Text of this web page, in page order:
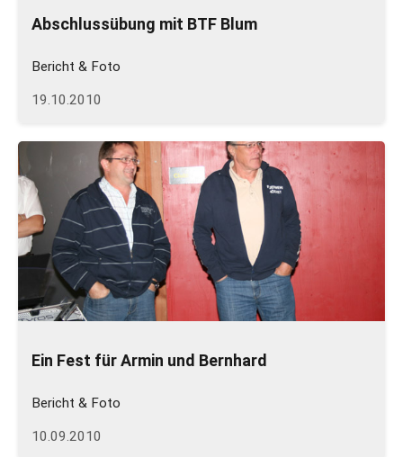
Abschlussübung mit BTF Blum
Bericht & Foto
19.10.2010
Ein Fest für Armin und Bernhard
Bericht & Foto
10.09.2010